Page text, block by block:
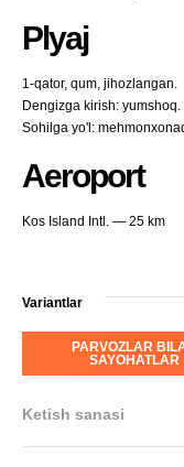
Plyaj
1-qator, qum, jihozlangan.
Dengizga kirish: yumshoq.
Sohilga yo'l:
Aeroport
Kos Island Intl. — 25 km
Variantlar
PARVOZLAR
SAYOHATLAR
Ketish sanasi